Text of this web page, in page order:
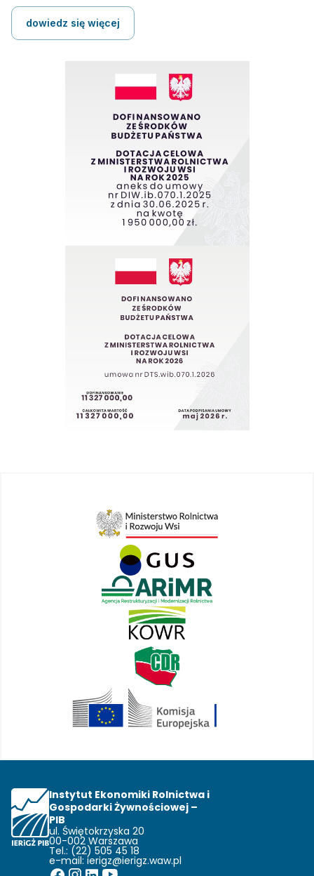
dowiedz się więcej
Instytut Ekonomiki Rolnictwa i
Gospodarki Żywnościowej –
PIB
ul. Świętokrzyska 20
00-002 Warszawa
Tel.: (22) 505 45 18
e-mail: ierigz@ierigz.waw.pl